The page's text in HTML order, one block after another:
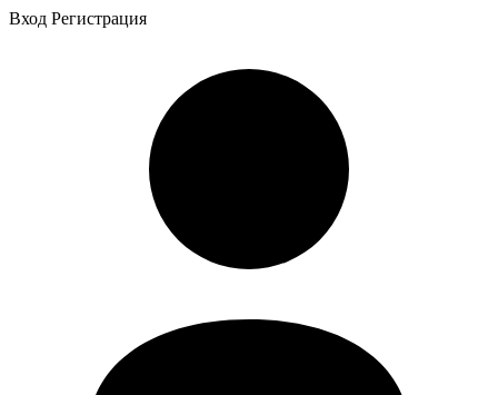
Вход Регистрация